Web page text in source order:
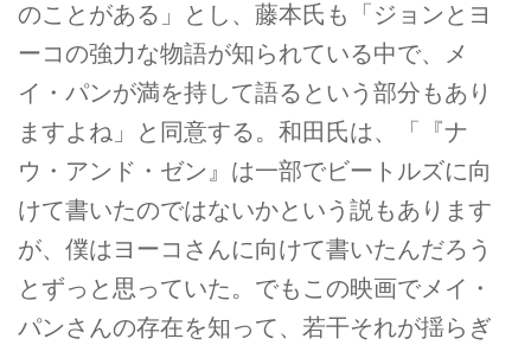
のことがある」とし、藤本氏も「ジョンとヨ
ーコの強力な物語が知られている中で、メ
イ・パンが満を持して語るという部分もあり
ますよね」と同意する。和田氏は、「『ナ
ウ・アンド・ゼン』は一部でビートルズに向
けて書いたのではないかという説もあります
が、僕はヨーコさんに向けて書いたんだろう
とずっと思っていた。でもこの映画でメイ・
パンさんの存在を知って、若干それが揺らぎ